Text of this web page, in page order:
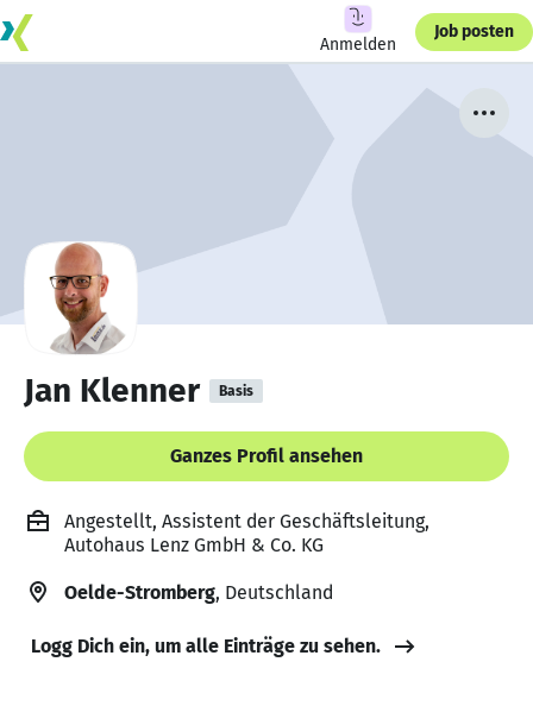
Anmelden
Job posten
Jan Klenner Basis
Ganzes Profil ansehen
Angestellt, Assistent der Geschäftsleitung,
Autohaus Lenz GmbH & Co. KG
Oelde-Stromberg, Deutschland
Logg Dich ein, um alle Einträge zu sehen.